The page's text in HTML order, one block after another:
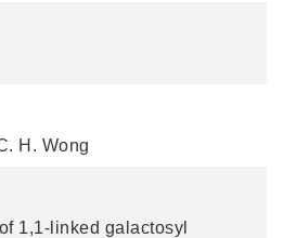
H. Wong
1,1-linked galactosyl